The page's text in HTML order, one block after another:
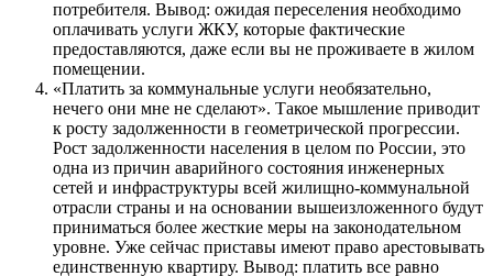
потребителя. Вывод: ожидая переселения необходимо
оплачивать услуги ЖКУ, которые фактические
предоставляются, даже если вы не проживаете в жилом
помещении.
«Платить за коммунальные услуги необязательно,
нечего они мне не сделают». Такое мышление приводит
к росту задолженности в геометрической прогрессии.
Рост задолженности населения в целом по России, это
одна из причин аварийного состояния инженерных
сетей и инфраструктуры всей жилищно-коммунальной
отрасли страны и на основании вышеизложенного будут
приниматься более жесткие меры на законодательном
уровне. Уже сейчас приставы имеют право арестовывать
единственную квартиру. Вывод: платить все равно